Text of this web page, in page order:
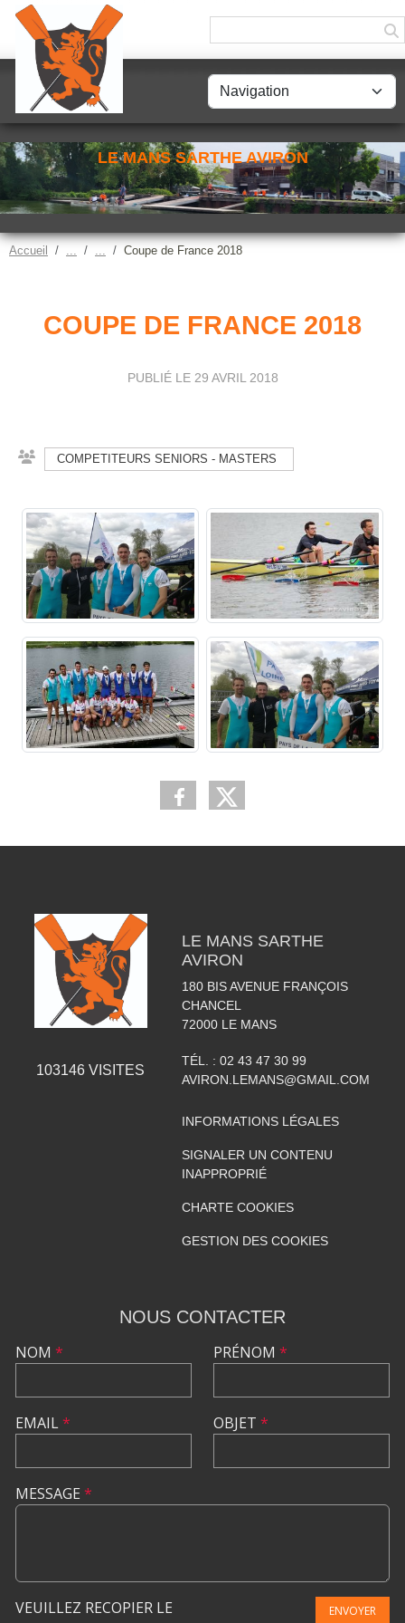
LE MANS SARTHE AVIRON
Accueil Coupe de France 2018
COUPE DE FRANCE 2018
PUBLIÉ LE 29 AVRIL 2018
COMPETITEURS SENIORS - MASTERS
103146 VISITES
LE MANS SARTHE
AVIRON
180 BIS AVENUE FRANÇOIS
CHANCEL
72000 LE MANS
TÉL. : 02 43 47 30 99
AVIRON.LEMANS@GMAIL.COM
INFORMATIONS LÉGALES
SIGNALER UN CONTENU
INAPPROPRIÉ
CHARTE COOKIES
GESTION DES COOKIES
NOUS CONTACTER
NOM *
EMAIL*
PRÉNOM *
OBJET *
MESSAGE *
VEUILLEZ RECOPIER LE
ENVOYER
Panneau de gestion des cookies